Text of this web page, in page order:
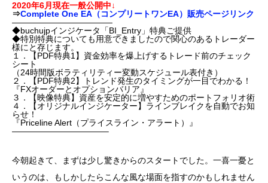
2020年6月現在一般公開中↓
⇒Complete One EA（コンプリートワンEA）販売ページリンク
————————————
◆buchujpインジケータ「BI_Entry」特典ご提供
◆特別特典についても用意できましたので関心のあるトレーダー
様にと存じます。
１．【PDF特典1】資金効率を爆上げするトレード前のチェック
シート
（24時間版ボラティリティー変動スケジュール表付き）
２．【PDF特典2】トレンド発生のタイミングが一目でわかる！
『FXオーダーとオプションバリア』
３．【映像特典】資産を安定的に増やすためのポートフォリオ術
４．【オリジナルインジケーター】ラインブレイクを自動でお知
らせ！
『Priceline Alert（プライスライン・アラート）』
———————————–
今朝起きて、まずは少し驚きからのスタートでした。一喜一憂と
いうのは、もしかしたらこんな風な場面を指すのかもしれません